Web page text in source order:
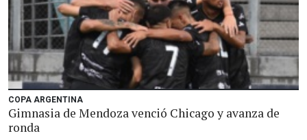
COPA ARGENTINA
Gimnasia de Mendoza venció Chicago y avanza de
ronda